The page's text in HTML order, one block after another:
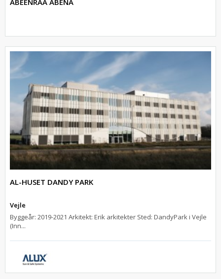
ABEENRAA ABENA
AL-HUSET DANDY PARK
Vejle
Byggeår: 2019-2021 Arkitekt: Erik arkitekter Sted: DandyPark i Vejle
(Inn...